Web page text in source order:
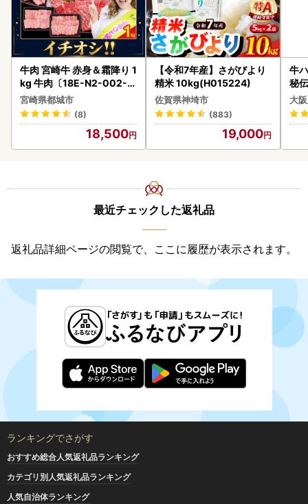
牛肉 宮崎牛 赤身＆霜降り 1
kg 牛肉〔18E-N2-002-1
kg-S4A6-CF〕
宮崎県都城市
(8)
18,500
【令和7年産】さがびより
精米 10kg(H015224)
佐賀県神埼市
(883)
19,000
牛
秘
焼
大
最近チェックした返礼品
返礼品詳細ページの閲覧で、ここに履歴が表示されます。
ランキングでさがす
おすすめ総合人気返礼品ランキング
カテゴリ別人気返礼品ランキング
人気自治体ランキング